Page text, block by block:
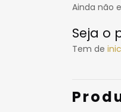
Ainda não
Seja o
Tem de